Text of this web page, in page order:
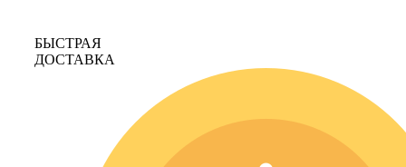
БЫСТРАЯ
ДОСТАВКА